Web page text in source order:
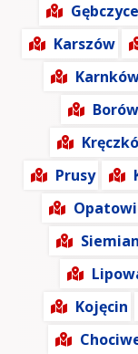
Gębczyce
Karszów
Borów
Prusy
Kojęcin